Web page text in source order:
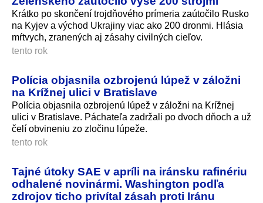
Krátko po skončení trojdňového prímeria zaútočilo Rusko
na Kyjev a východ Ukrajiny viac ako 200 dronmi. Hlásia
mŕtvych, zranených aj zásahy civilných cieľov.
tento rok
Polícia objasnila ozbrojenú lúpež v záložni
na Krížnej ulici v Bratislave
Polícia objasnila ozbrojenú lúpež v záložni na Krížnej
ulici v Bratislave. Páchateľa zadržali po dvoch dňoch a už
čelí obvineniu zo zločinu lúpeže.
tento rok
Tajné útoky SAE v apríli na iránsku rafinériu
odhalené novinármi. Washington podľa
zdrojov ticho privítal zásah proti Iránu